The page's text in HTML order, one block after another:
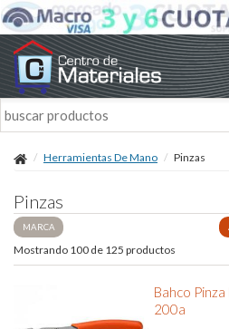
Herramientas De Mano Pinzas
Pinzas
MARCA
Mostrando 100 de 125 productos
Bahco
200a